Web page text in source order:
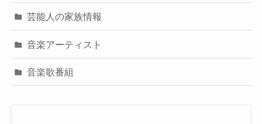
芸能人の家族情報
音楽アーティスト
音楽歌番組